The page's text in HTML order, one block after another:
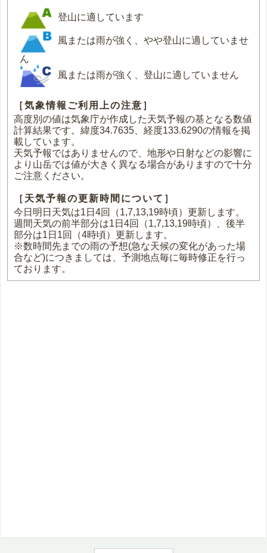
登山に適しています
風または雨が強く、やや登山に適していませ
ん
風または雨が強く、登山に適していません
［気象情報ご利用上の注意］
高度別の値は気象庁が作成した天気予報の基となる数値
計算結果です。緯度34.7635、経度133.6290の情報を掲
載しています。
天気予報ではありませんので、地形や日射などの影響に
より山岳では値が大きく異なる場合がありますので十分
ご注意ください。
［天気予報の更新時間について］
今日明日天気は1日4回（1,7,13,19時頃）更新します。
週間天気の前半部分は1日4回（1,7,13,19時頃）、後半
部分は1日1回（4時頃）更新します。
※数時間先までの雨の予想(急な天候の変化があった場
合など)につきましては、予測地点毎に毎時修正を行っ
ております。